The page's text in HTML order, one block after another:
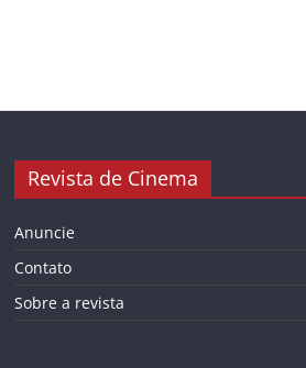
Revista de Cinema
Anuncie
Contato
Sobre a revista